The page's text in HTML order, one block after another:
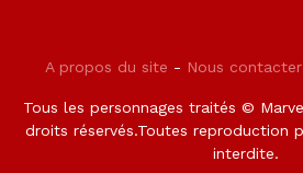
A propos du site - Nous contacter
Tous les personnages traités ©
droits réservés.Toutes reproduction
interdite.